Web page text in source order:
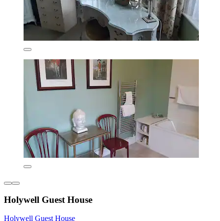
Holywell Guest House
Holywell Guest House